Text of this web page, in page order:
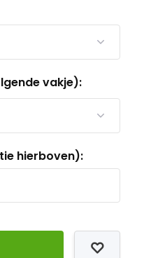
vakje):
hierboven):